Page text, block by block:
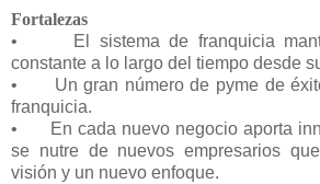
Fortalezas
•
El sistema de franquicia
constante a lo largo del tiempo desde
•
Un gran número de pyme de
franquicia.
•
En cada nuevo negocio aporta
se nutre de nuevos empresarios
visión y un nuevo enfoque.